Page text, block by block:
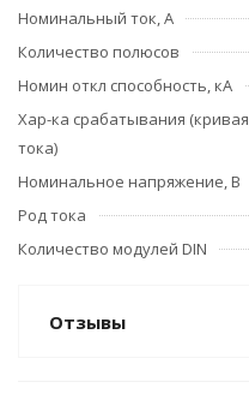
Номинальный ток, А
Количество полюсов
Номин откл способность, кА
Хар-ка срабатывания (кривая
тока)
Номинальное напряжение, В
Род тока
Количество модулей DIN
Отзывы